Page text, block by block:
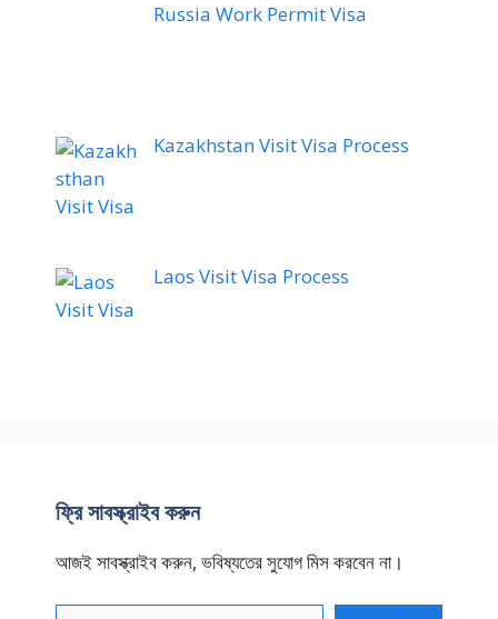
Russia Work Permit Visa
Kazakhstan Visit Visa Process
Laos Visit Visa Process
ফ্রি সাবস্ক্রাইব করুন
আজই সাবস্ক্রাইব করুন, ভবিষ্যতের সুযোগ মিস করবেন না।
আপনার ইমেইল টেক্সট করুন